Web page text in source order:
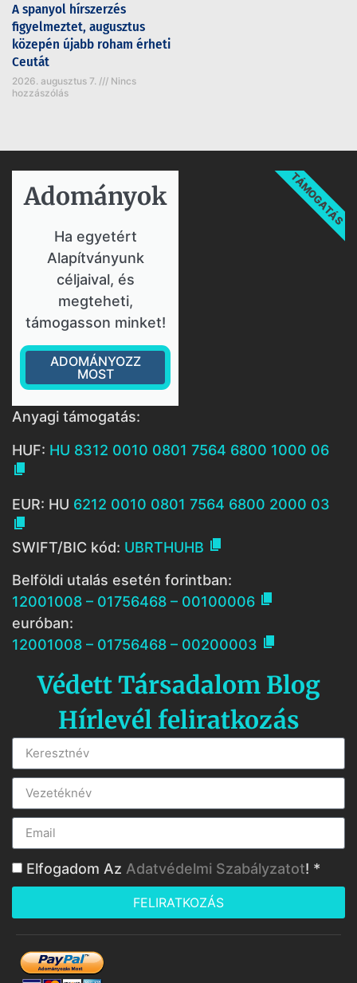
A spanyol hírszerzés
figyelmeztet, augusztus
közepén újabb roham érheti
Ceutát
2026. augusztus 7.
Nincs
hozzászólás
Adományok​
Ha egyetért
Alapítványunk
céljaival, és
megteheti,
támogasson minket!
ADOMÁNYOZZ
MOST
TÁMOGATÁS
Anyagi támogatás:
HUF: HU 8312 0010 0801 7564 6800 1000 06

EUR: HU 6212 0010 0801 7564 6800 2000 03

SWIFT/BIC kód: UBRTHUHB 
Belföldi utalás esetén forintban:
12001008 – 01756468 – 00100006 
euróban:
12001008 – 01756468 – 00200003 
Védett Társadalom Blog
Hírlevél feliratkozás
Elfogadom Az Adatvédelmi Szabályzatot! *
FELIRATKOZÁS